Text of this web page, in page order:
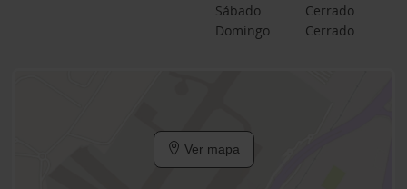
Sábado
Cerrado
Domingo
Cerrado
Ver mapa